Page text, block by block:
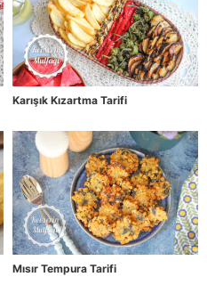
Karışık Kızartma Tarifi
Mısır Tempura Tarifi